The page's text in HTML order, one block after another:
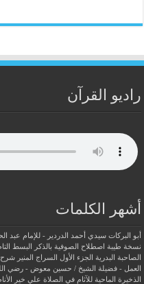
راديو القرآن
أشهر الكلمات
أبو البركات سيدي أحمد الدردير - للإمام عبد
نسخة طيبة اصطلاح الصوفية بالذكر البسط
الصاحبة البدرية
الجزء الأول السراج المنير
العمل - فضيلة الشيخ / حسين معوض - رضي
الذخيرة الماحية للآثام في الصلاة علي خير